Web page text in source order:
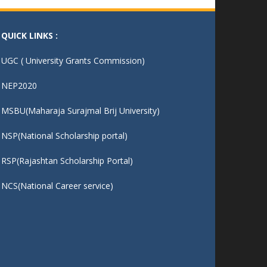
QUICK LINKS :
UGC ( University Grants Commission)
NEP2020
MSBU(Maharaja Surajmal Brij University)
NSP(National Scholarship portal)
RSP(Rajashtan Scholarship Portal)
NCS(National Career service)